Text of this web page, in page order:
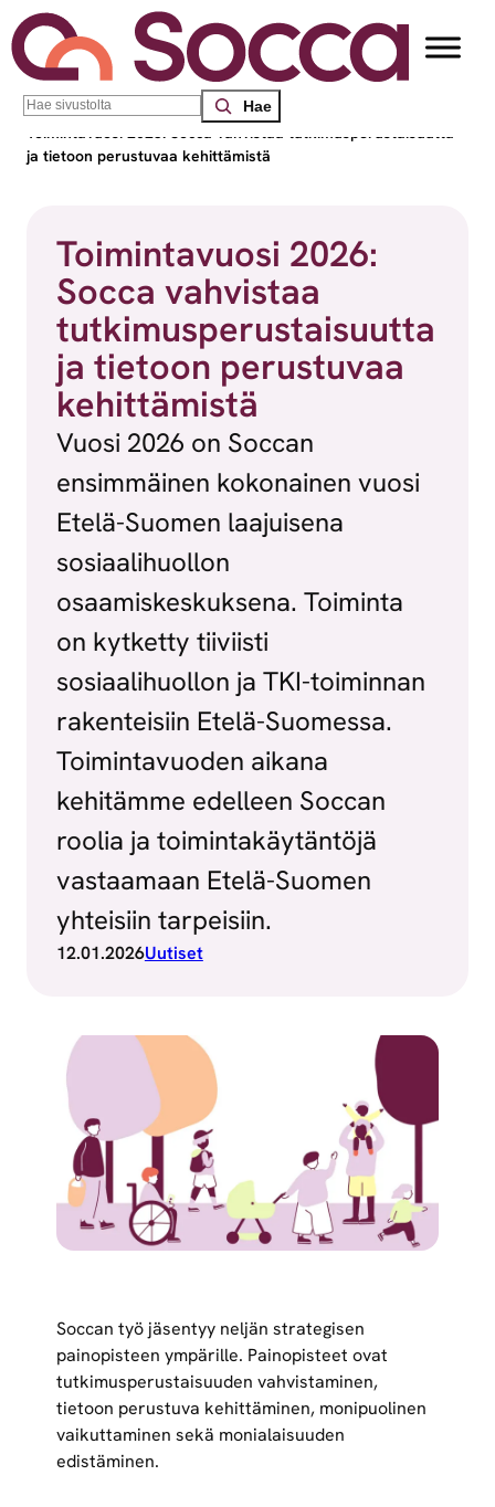
Siirry sisältöön
Search
Socca – Etelä-Suomen sosiaalialan osaamiskeskus
Toimintavuosi 2026: Socca vahvistaa tutkimusperustaisuutta
ja tietoon perustuvaa kehittämistä
Toimintavuosi 2026:
Socca vahvistaa
tutkimusperustaisuutta
ja tietoon perustuvaa
kehittämistä
Vuosi 2026 on Soccan
ensimmäinen kokonainen vuosi
Etelä-Suomen laajuisena
sosiaalihuollon
osaamiskeskuksena. Toiminta
on kytketty tiiviisti
sosiaalihuollon ja TKI-toiminnan
rakenteisiin Etelä-Suomessa.
Toimintavuoden aikana
kehitämme edelleen Soccan
roolia ja toimintakäytäntöjä
vastaamaan Etelä-Suomen
yhteisiin tarpeisiin.
12.01.2026Uutiset
Soccan työ jäsentyy neljän strategisen
painopisteen ympärille. Painopisteet ovat
tutkimusperustaisuuden vahvistaminen,
tietoon perustuva kehittäminen, monipuolinen
vaikuttaminen sekä monialaisuuden
edistäminen.